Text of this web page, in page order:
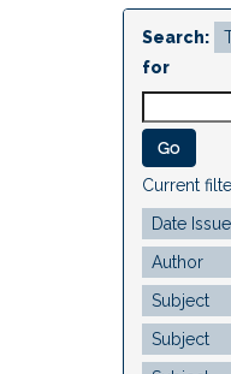
Search:
for
Current